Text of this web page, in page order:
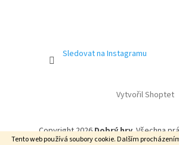
Tento web používá soubory cookie. Dalším
Sledovat na Instagramu
Vytvořil Shoptet
Copyright 2026Dobrý hry. Všechna